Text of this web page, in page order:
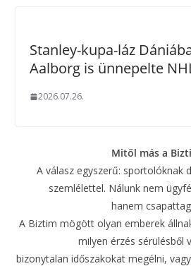
Stanley-kupa-láz
Aalborg is ünnepelte
2026.07.26.
Mitől más a
A válasz egyszerű: sportolóknak
szemlélettel. Nálunk nem
hanem
A Biztim mögött olyan emberek
milyen érzés sérülésből
bizonytalan időszakokat megélni,